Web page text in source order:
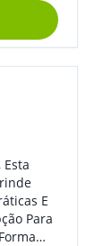
Ou Até
De
E
Para